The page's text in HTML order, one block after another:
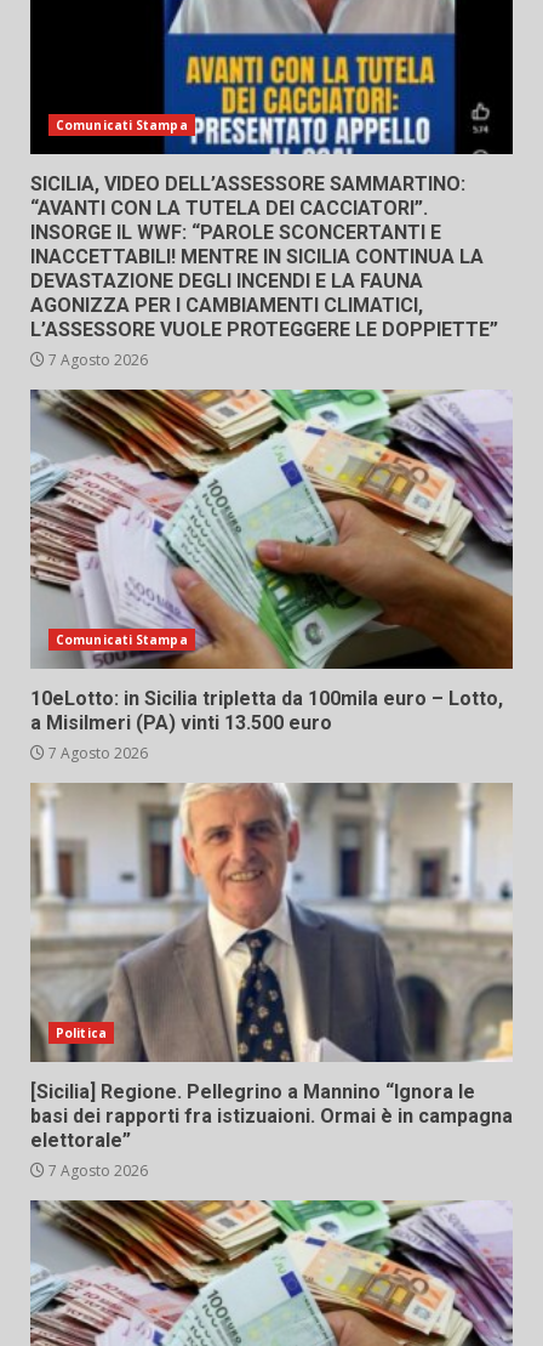
Comunicati Stampa
SICILIA, VIDEO DELL’ASSESSORE SAMMARTINO:
“AVANTI CON LA TUTELA DEI CACCIATORI”.
INSORGE IL WWF: “PAROLE SCONCERTANTI E
INACCETTABILI! MENTRE IN SICILIA CONTINUA LA
DEVASTAZIONE DEGLI INCENDI E LA FAUNA
AGONIZZA PER I CAMBIAMENTI CLIMATICI,
L’ASSESSORE VUOLE PROTEGGERE LE DOPPIETTE”
7 Agosto 2026
Comunicati Stampa
10eLotto: in Sicilia tripletta da 100mila euro – Lotto,
a Misilmeri (PA) vinti 13.500 euro
7 Agosto 2026
Politica
[Sicilia] Regione. Pellegrino a Mannino “Ignora le
basi dei rapporti fra istizuaioni. Ormai è in campagna
elettorale”
7 Agosto 2026